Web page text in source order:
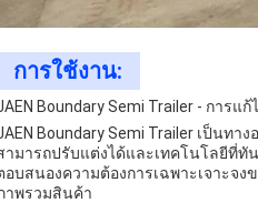
การใช้งาน:
Boundary Semi Trailer - การ
Boundary Semi Trailer เป็น
ามารถปรับแต่งได้และเทคโนโลยีที่ทั
อบสนองความต้องการเฉพาะเจาะจง
าพรวมสินค้า